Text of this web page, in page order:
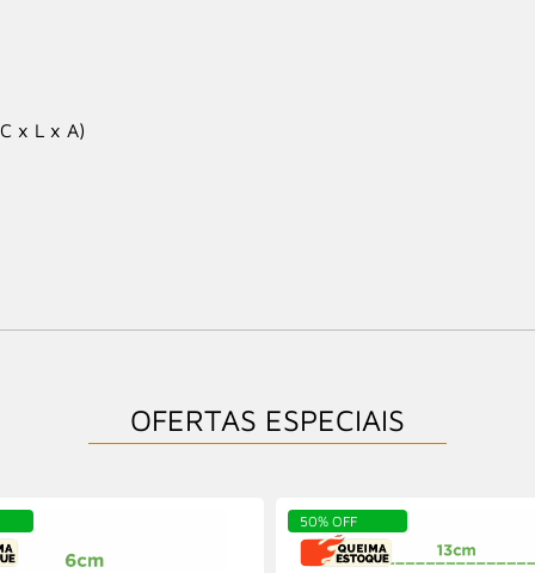
x L x A)
OFERTAS ESPECIAIS
50% OFF